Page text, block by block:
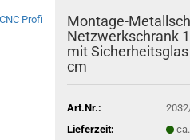
CNC Profi
Montage-
Netzwerkschrank
mit
cm
Art.Nr.:
Lieferzeit: